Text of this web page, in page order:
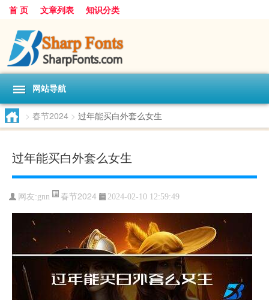
首 页 文章列表 知识分类
网站导航
> 春节2024 > 过年能买白外套么女生
过年能买白外套么女生
网友:gnn 春节2024 2024-02-10 12:59:49